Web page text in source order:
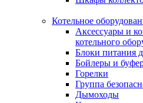
Котельное
Аксессуары и
котельного
Блоки питания
Бойлеры и
Горелки
Группа
Дымоходы